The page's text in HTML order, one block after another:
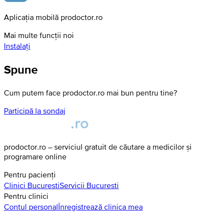
Aplicația mobilă prodoctor.ro
Mai multe funcții noi
Instalați
Spune
Cum putem face prodoctor.ro mai bun pentru tine?
Participă la sondaj
prodoctor.ro – serviciul gratuit de căutare a medicilor și
programare online
Pentru pacienți
Clinici BucurestiServicii Bucuresti
Pentru clinici
Contul personalÎnregistrează clinica mea